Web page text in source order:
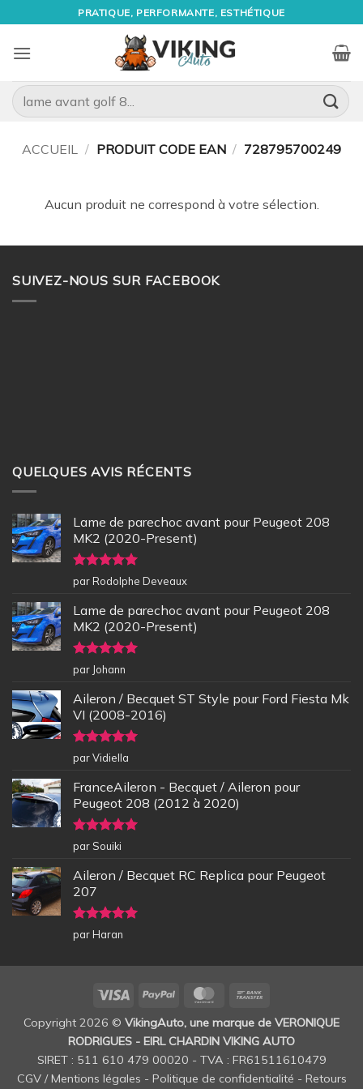
au
contenu
PRATIQUE, PERFORMANTE, ESTHÉTIQUE
Recherche
pour :
ACCUEIL / PRODUIT CODE EAN / 728795700249
Aucun produit ne correspond à votre sélection.
SUIVEZ-NOUS SUR FACEBOOK
QUELQUES AVIS RÉCENTS
Lame de parechoc avant pour Peugeot 208
MK2 (2020-Present)
Note5sur
5
par Rodolphe Deveaux
Lame de parechoc avant pour Peugeot 208
MK2 (2020-Present)
Note5sur
5
par Johann
Aileron / Becquet ST Style pour Ford Fiesta Mk
VI (2008-2016)
Note5sur
5
par Vidiella
FranceAileron - Becquet / Aileron pour
Peugeot 208 (2012 à 2020)
Note5sur
5
par Souiki
Aileron / Becquet RC Replica pour Peugeot
207
Note5sur
5
par Haran
Visa PayPal MasterCard
Copyright 2026 © VikingAuto, une marque de VERONIQUE
RODRIGUES - EIRL CHARDIN VIKING AUTO
SIRET : 511 610 479 00020 - TVA : FR61511610479
CGV / Mentions légales - Politique de confidentialité - Retours